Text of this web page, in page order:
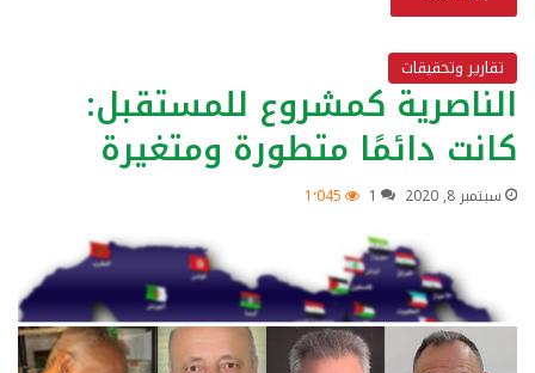
تقارير وتحقيقات
الناصرية كمشروع للمستقبل:
كانت دائمًا متطورة ومتغيرة
سبتمبر 8, 2020 1 1٬045